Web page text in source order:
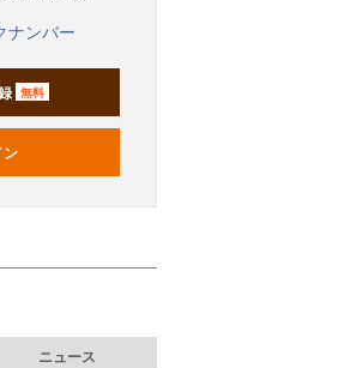
ナンバー
無料
ン
ニュース